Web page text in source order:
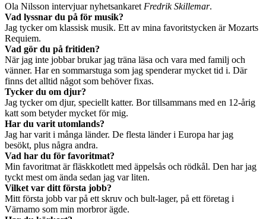
Ola Nilsson intervjuar nyhetsankaret Fredrik Skillemar.
Vad lyssnar du på för musik?
Jag tycker om klassisk musik. Ett av mina favoritstycken är Mozarts
Requiem.
Vad gör du på fritiden?
När jag inte jobbar brukar jag träna läsa och vara med familj och
vänner. Har en sommarstuga som jag spenderar mycket tid i. Där
finns det alltid något som behöver fixas.
Tycker du om djur?
Jag tycker om djur, speciellt katter. Bor tillsammans med en 12-årig
katt som betyder mycket för mig.
Har du varit utomlands?
Jag har varit i många länder. De flesta länder i Europa har jag
besökt, plus några andra.
Vad har du för favoritmat?
Min favoritmat är fläskkotlett med äppelsås och rödkål. Den har jag
tyckt mest om ända sedan jag var liten.
Vilket var ditt första jobb?
Mitt första jobb var på ett skruv och bult-lager, på ett företag i
Värnamo som min morbror ägde.